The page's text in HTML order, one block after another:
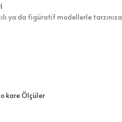
ya da figüratif modellerle